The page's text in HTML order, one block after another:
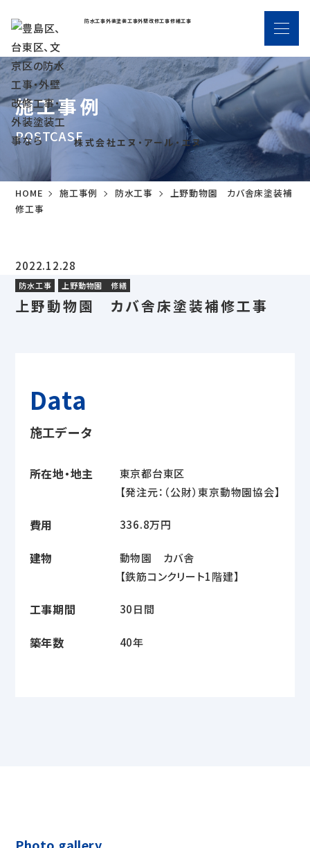
防水工事外装塗装工事外壁改修工事修繕工事
株式会社エヌ・アール・エヌ
施工事例
POSTCASE
HOME 施工事例 防水工事
上野動物園 カバ舎床塗装補
修工事
2022.12.28
防水工事 上野動物園 修繕
上野動物園 カバ舎床塗装補修工事
Data
施工データ
所在地・地主
東京都台東区
【発注元：（公財）東京動物園協会】
費用 336.8万円
建物
動物園 カバ舎
【鉄筋コンクリート1階建】
工事期間 30日間
築年数 40年